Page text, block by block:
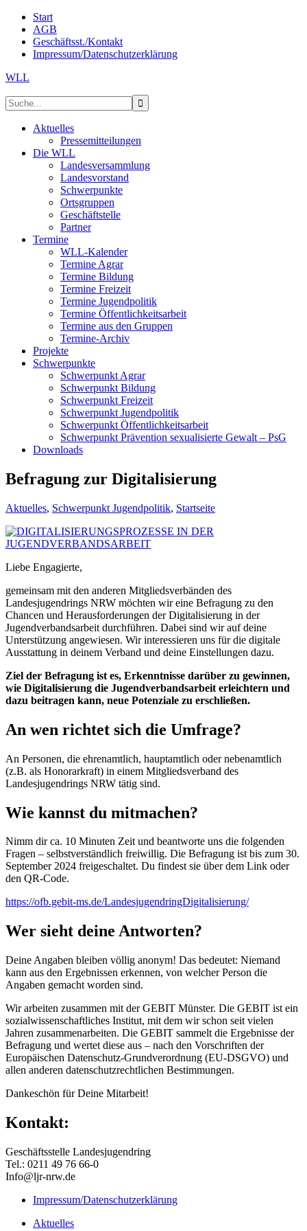
Start
AGB
Geschäftsst./Kontakt
Impressum/Datenschutzerklärung
WLL
Aktuelles
Pressemitteilungen
Die WLL
Landesversammlung
Landesvorstand
Schwerpunkte
Ortsgruppen
Geschäftstelle
Partner
Termine
WLL-Kalender
Termine Agrar
Termine Bildung
Termine Freizeit
Termine Jugendpolitik
Termine Öffentlichkeitsarbeit
Termine aus den Gruppen
Termine-Archiv
Projekte
Schwerpunkte
Schwerpunkt Agrar
Schwerpunkt Bildung
Schwerpunkt Freizeit
Schwerpunkt Jugendpolitik
Schwerpunkt Öffentlichkeitsarbeit
Schwerpunkt Prävention sexualisierte Gewalt – PsG
Downloads
Befragung zur Digitalisierung
Aktuelles, Schwerpunkt Jugendpolitik, Startseite
Liebe Engagierte,
gemeinsam mit den anderen Mitgliedsverbänden des
Landesjugendrings NRW möchten wir eine Befragung zu den
Chancen und Herausforderungen der Digitalisierung in der
Jugendverbandsarbeit durchführen. Dabei sind wir auf deine
Unterstützung angewiesen. Wir interessieren uns für die digitale
Ausstattung in deinem Verband und deine Einstellungen dazu.
Ziel der Befragung ist es, Erkenntnisse darüber zu gewinnen,
wie Digitalisierung die Jugendverbandsarbeit erleichtern und
dazu beitragen kann, neue Potenziale zu erschließen.
An wen richtet sich die Umfrage?
An Personen, die ehrenamtlich, hauptamtlich oder nebenamtlich
(z.B. als Honorarkraft) in einem Mitgliedsverband des
Landesjugendrings NRW tätig sind.
Wie kannst du mitmachen?
Nimm dir ca. 10 Minuten Zeit und beantworte uns die folgenden
Fragen – selbstverständlich freiwillig. Die Befragung ist bis zum 30.
September 2024 freigeschaltet. Du findest sie über dem Link oder
den QR-Code.
https://ofb.gebit-ms.de/LandesjugendringDigitalisierung/
Wer sieht deine Antworten?
Deine Angaben bleiben völlig anonym! Das bedeutet: Niemand
kann aus den Ergebnissen erkennen, von welcher Person die
Angaben gemacht worden sind.
Wir arbeiten zusammen mit der GEBIT Münster. Die GEBIT ist ein
sozialwissenschaftliches Institut, mit dem wir schon seit vielen
Jahren zusammenarbeiten. Die GEBIT sammelt die Ergebnisse der
Befragung und wertet diese aus – nach den Vorschriften der
Europäischen Datenschutz-Grundverordnung (EU-DSGVO) und
allen anderen datenschutzrechtlichen Bestimmungen.
Dankeschön für Deine Mitarbeit!
Kontakt:
Geschäftsstelle Landesjugendring
Tel.: 0211 49 76 66-0
Info@ljr-nrw.de
Impressum/Datenschutzerklärung
Aktuelles